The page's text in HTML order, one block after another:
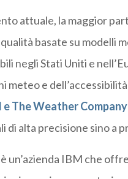
attuale, la maggior
basate su modelli
negli Stati Uniti e
meteo e
eThe Weather Company
di alta precisione sino a
è un’azienda IBM che